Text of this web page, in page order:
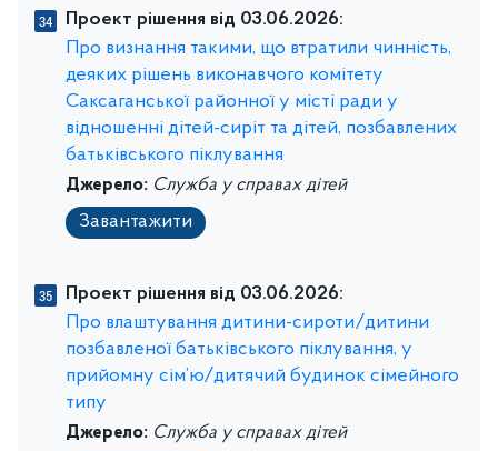
Проект рішення від 03.06.2026:
Про визнання такими, що втратили чинність,
деяких рішень виконавчого комітету
Саксаганської районної у місті ради у
відношенні дітей-сиріт та дітей, позбавлених
батьківського піклування
Джерело: Служба у справах дітей
Завантажити
Проект рішення від 03.06.2026:
Про влаштування дитини-сироти/дитини
позбавленої батьківського піклування, у
прийомну сім’ю/дитячий будинок сімейного
типу
Джерело: Служба у справах дітей